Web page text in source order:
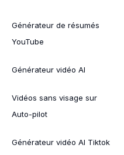
Générateur de résumés
YouTube
Générateur vidéo AI
Vidéos sans visage sur
Auto-pilot
Générateur vidéo AI Tiktok